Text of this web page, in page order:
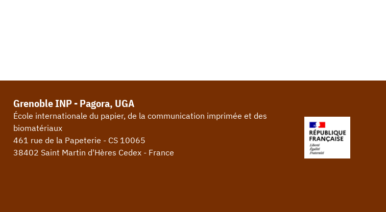
Grenoble INP - Pagora, UGA
École internationale du papier, de la communication imprimée et des
biomatériaux
461 rue de la Papeterie - CS 10065
38402 Saint Martin d'Hères Cedex - France